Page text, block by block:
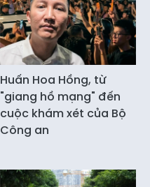
Huấn Hoa Hồng, từ
"giang hồ mạng" đến
cuộc khám xét của Bộ
Công an